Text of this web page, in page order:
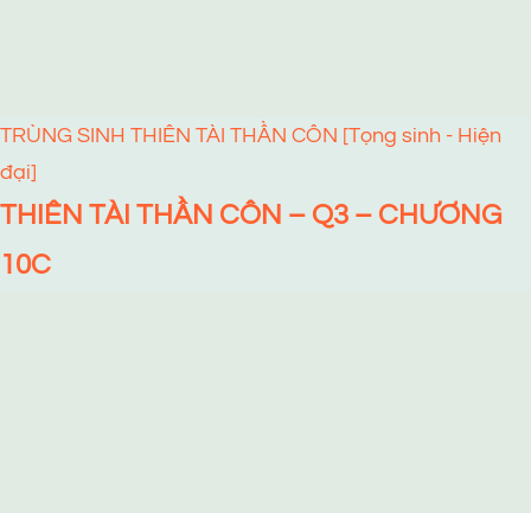
TRÙNG SINH THIÊN TÀI THẦN CÔN [Tọng sinh - Hiện
đại]
THIÊN TÀI THẦN CÔN – Q3 – CHƯƠNG
10C